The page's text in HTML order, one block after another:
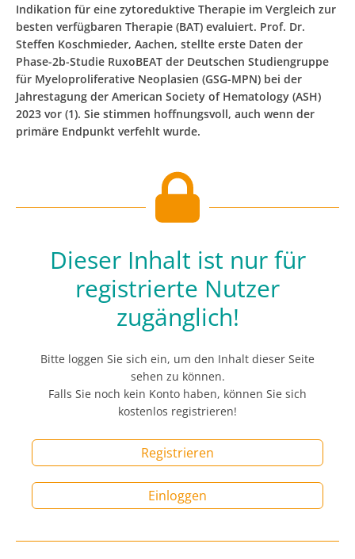
Indikation für eine zytoreduktive Therapie im Vergleich zur
besten verfügbaren Therapie (BAT) evaluiert. Prof. Dr.
Steffen Koschmieder, Aachen, stellte erste Daten der
Phase-2b-Studie RuxoBEAT der Deutschen Studiengruppe
für Myeloproliferative Neoplasien (GSG-MPN) bei der
Jahrestagung der American Society of Hematology (ASH)
2023 vor (1). Sie stimmen hoffnungsvoll, auch wenn der
primäre Endpunkt verfehlt wurde.
Dieser Inhalt ist nur für
registrierte Nutzer
zugänglich!
Bitte loggen Sie sich ein, um den Inhalt dieser Seite
sehen zu können.
Falls Sie noch kein Konto haben, können Sie sich
kostenlos registrieren!
Registrieren
Einloggen